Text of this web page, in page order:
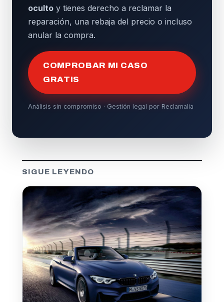
oculto y tienes derecho a reclamar la
reparación, una rebaja del precio o incluso
anular la compra.
COMPROBAR MI CASO
GRATIS
Análisis sin compromiso · Gestión legal por Reclamalia
SIGUE LEYENDO